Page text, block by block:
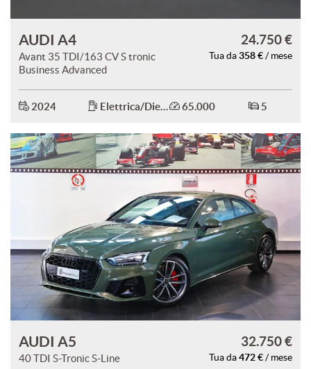
AUDI A4
Avant 35 TDI/163 CV S tronic
Business Advanced
24.750 €
Tua da 358 € / mese
2024 Elettrica/Diesel 65.000 5
AUDI A5
40 TDI S-Tronic S-Line
32.750 €
Tua da 472 € / mese